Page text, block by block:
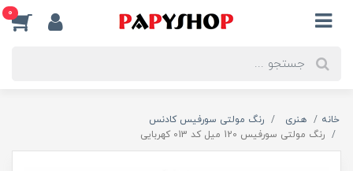
0
خانه هنری
رنگ مولتی سورفیس کادنس
رنگ مولتی سورفیس 120 میل کد 013 کهربایی